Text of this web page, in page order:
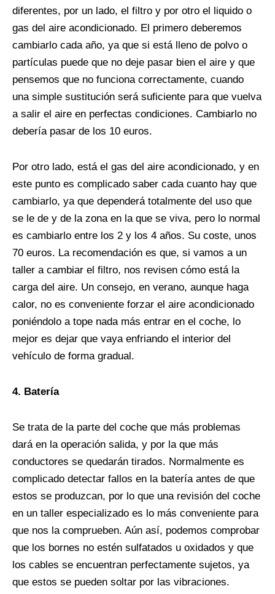
diferentes, por un lado, el filtro y por otro el liquido o
gas del aire acondicionado. El primero deberemos
cambiarlo cada año, ya que si está lleno de polvo o
partículas puede que no deje pasar bien el aire y que
pensemos que no funciona correctamente, cuando
una simple sustitución será suficiente para que vuelva
a salir el aire en perfectas condiciones. Cambiarlo no
debería pasar de los 10 euros.
Por otro lado, está el gas del aire acondicionado, y en
este punto es complicado saber cada cuanto hay que
cambiarlo, ya que dependerá totalmente del uso que
se le de y de la zona en la que se viva, pero lo normal
es cambiarlo entre los 2 y los 4 años. Su coste, unos
70 euros. La recomendación es que, si vamos a un
taller a cambiar el filtro, nos revisen cómo está la
carga del aire. Un consejo, en verano, aunque haga
calor, no es conveniente forzar el aire acondicionado
poniéndolo a tope nada más entrar en el coche, lo
mejor es dejar que vaya enfriando el interior del
vehículo de forma gradual.
4. Batería
Se trata de la parte del coche que más problemas
dará en la operación salida, y por la que más
conductores se quedarán tirados. Normalmente es
complicado detectar fallos en la batería antes de que
estos se produzcan, por lo que una revisión del coche
en un taller especializado es lo más conveniente para
que nos la comprueben. Aún así, podemos comprobar
que los bornes no estén sulfatados u oxidados y que
los cables se encuentran perfectamente sujetos, ya
que estos se pueden soltar por las vibraciones.